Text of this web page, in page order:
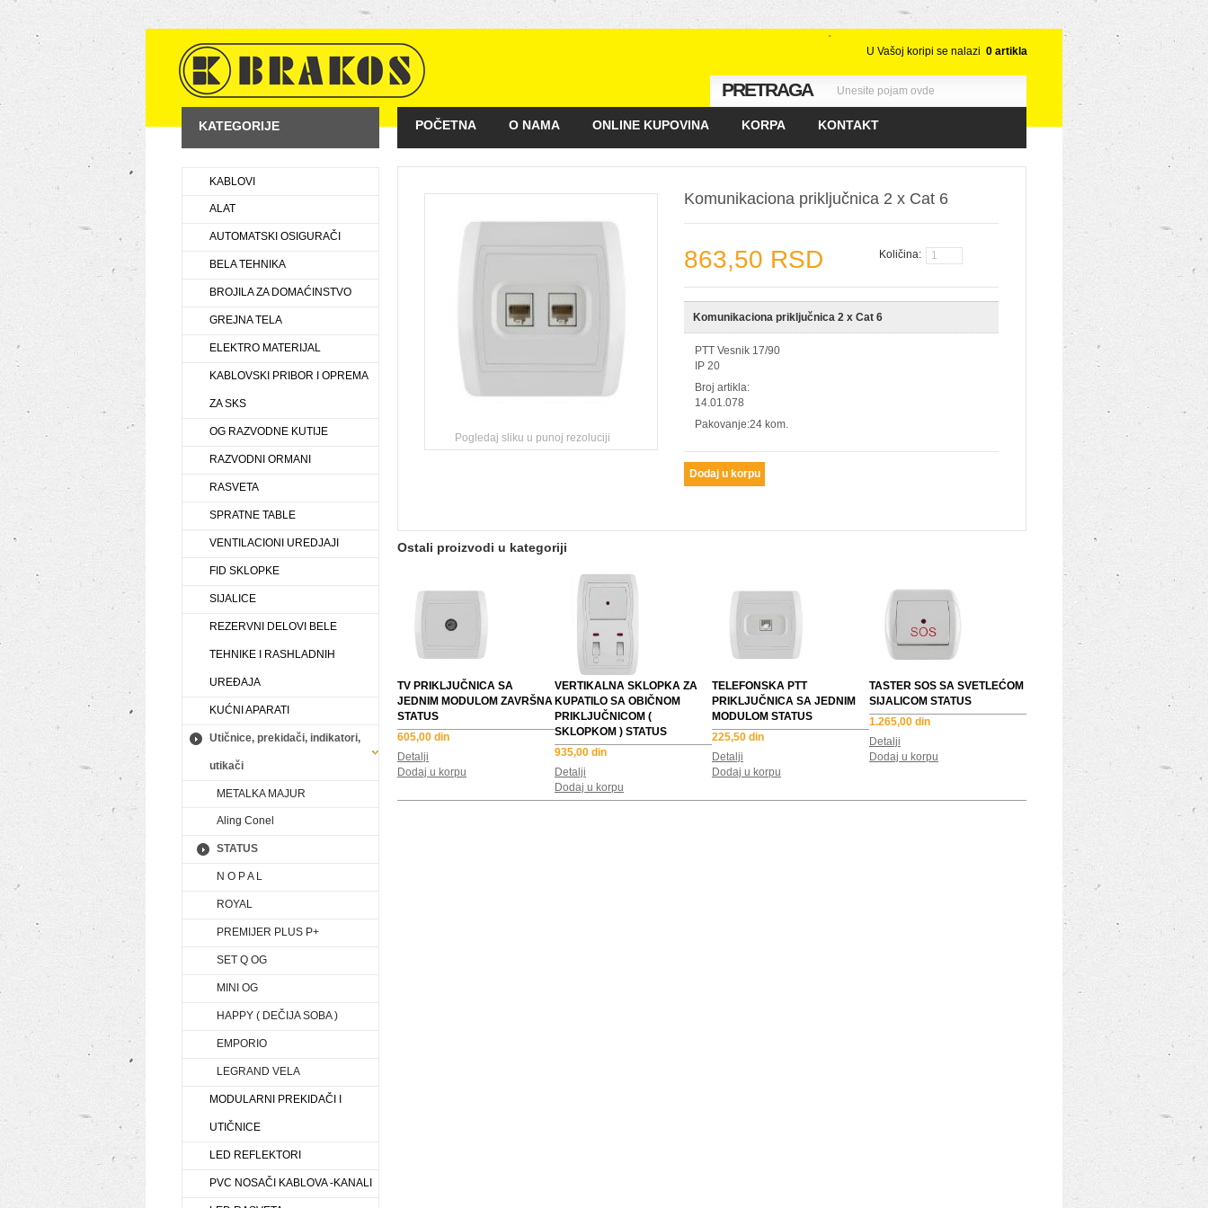
U Vašoj koripi se nalazi 0 artikla
PRETRAGA
POČETNA O NAMA ONLINE KUPOVINA KORPA KONTAKT
KAKO KUPOVATI GALERIJA POSLOVNI PARTNERI
KATEGORIJE
KABLOVI
ALAT
AUTOMATSKI OSIGURAČI
BELA TEHNIKA
BROJILA ZA DOMAĆINSTVO
GREJNA TELA
ELEKTRO MATERIJAL
KABLOVSKI PRIBOR I OPREMA
ZA SKS
OG RAZVODNE KUTIJE
RAZVODNI ORMANI
RASVETA
SPRATNE TABLE
VENTILACIONI UREDJAJI
FID SKLOPKE
SIJALICE
REZERVNI DELOVI BELE
TEHNIKE I RASHLADNIH
UREĐAJA
KUĆNI APARATI
Utičnice, prekidači, indikatori,
utikači
METALKA MAJUR
Aling Conel
STATUS
N O P A L
ROYAL
PREMIJER PLUS P+
SET Q OG
MINI OG
HAPPY ( DEČIJA SOBA )
EMPORIO
LEGRAND VELA
MODULARNI PREKIDAČI I
UTIČNICE
LED REFLEKTORI
PVC NOSAČI KABLOVA -KANALI
Pogledaj sliku u punoj rezoluciji
Komunikaciona priključnica 2 x Cat 6
Količina:
863,50 RSD
Komunikaciona priključnica 2 x Cat 6
PTT Vesnik 17/90
IP 20
Broj artikla:
14.01.078
Pakovanje:24 kom.
Ostali proizvodi u kategoriji
TV PRIKLJUČNICA SA
JEDNIM MODULOM ZAVRŠNA
STATUS
605,00 din
Detalji
Dodaj u korpu
VERTIKALNA SKLOPKA ZA
KUPATILO SA OBIČNOM
PRIKLJUČNICOM (
SKLOPKOM ) STATUS
935,00 din
Detalji
Dodaj u korpu
TELEFONSKA PTT
PRIKLJUČNICA SA JEDNIM
MODULOM STATUS
225,50 din
Detalji
Dodaj u korpu
TASTER SOS SA SVETLEĆOM
SIJALICOM STATUS
1.265,00 din
Detalji
Dodaj u korpu